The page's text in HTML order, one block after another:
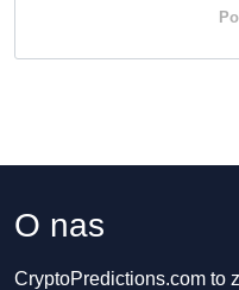
O nas
CryptoPredictions.com to